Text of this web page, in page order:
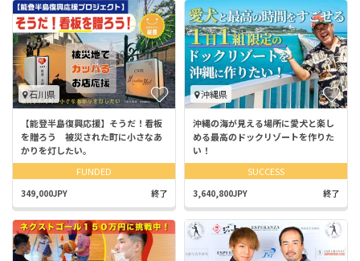
石川県
【能登半島復興応援】そうだ！看板
を贈ろう 被災された町に小さなあ
かりを灯したい。
FUNDED
349,000JPY 終了
沖縄県
沖縄の海が見える場所に愛犬と楽し
める最高のドックリゾートを作りた
い！
SUCCESS
3,640,800JPY 終了